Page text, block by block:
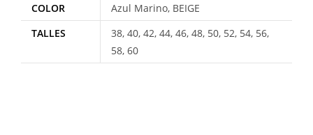
COLOR
Azul Marino, BEIGE
TALLES
38, 40, 42, 44, 46, 48, 50, 52, 54, 56,
58, 60